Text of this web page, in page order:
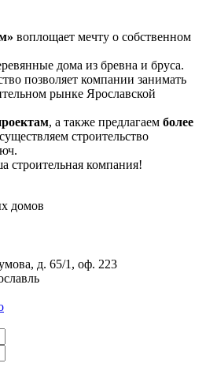
воплощает мечту о собственном
дома из бревна и бруса.
позволяет компании занимать
рынке Ярославской
, а также предлагаем более
строительство
строительная компания!
домов
д. 65/1, оф. 223